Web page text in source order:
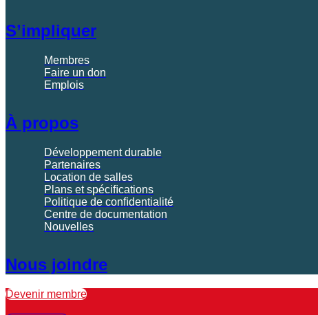
S’impliquer
Membres
Faire un don
Emplois
À propos
Développement durable
Partenaires
Location de salles
Plans et spéciﬁcations
Politique de conﬁdentialité
Centre de documentation
Nouvelles
Nous joindre
Devenir membre